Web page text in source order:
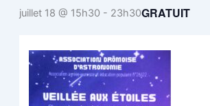
juillet 18 @ 15h30 - 23h30GRATUIT